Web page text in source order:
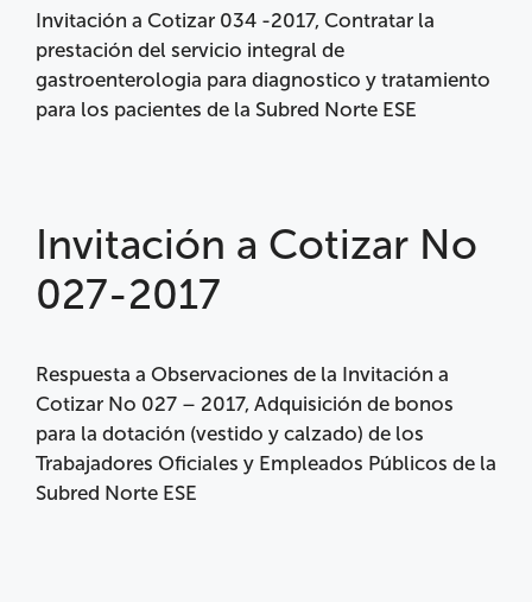
Invitación a Cotizar 034 -2017, Contratar la
prestación del servicio integral de
gastroenterologia para diagnostico y tratamiento
para los pacientes de la Subred Norte ESE
Invitación a Cotizar No
027-2017
Respuesta a Observaciones de la Invitación a
Cotizar No 027 – 2017, Adquisición de bonos
para la dotación (vestido y calzado) de los
Trabajadores Oficiales y Empleados Públicos de la
Subred Norte ESE